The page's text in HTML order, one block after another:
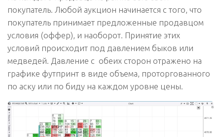
покупатель. Любой аукцион начинается с того, что
покупатель принимает предложенные продавцом
условия (оффер), и наоборот. Принятие этих
условий происходит под давлением быков или
медведей. Давление с обеих сторон отражено на
графике футпринт в виде объема, проторгованного
по аску или по биду на каждом уровне цены.